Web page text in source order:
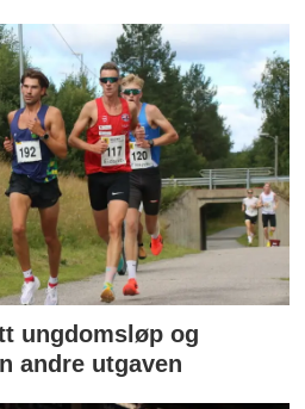
ungdomsløp og
andre utgaven